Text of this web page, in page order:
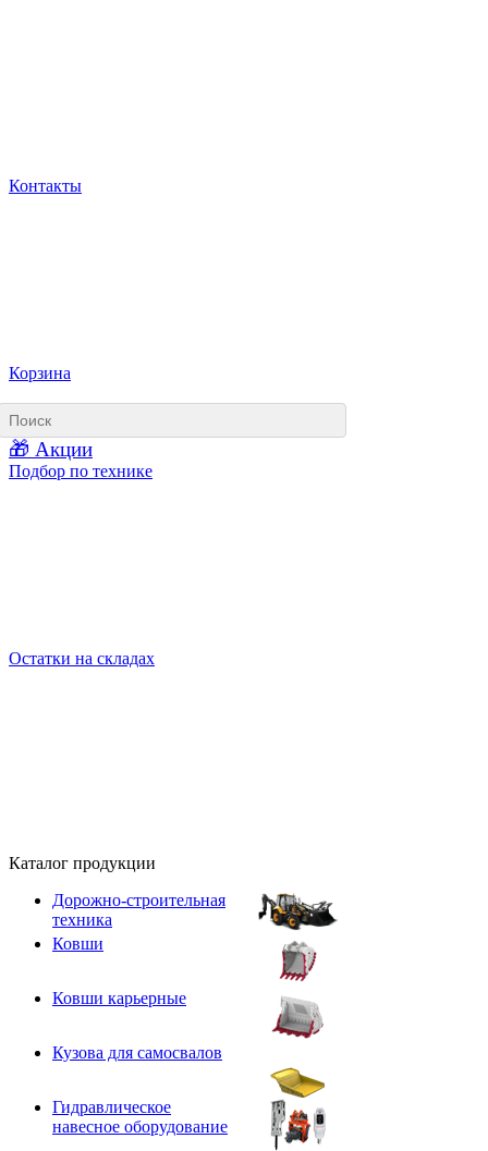
Контакты
Корзина
🎁 Акции
Подбор по технике
Остатки на складах
Каталог продукции
Дорожно-строительная
техника
Ковши
Ковши карьерные
Кузова для самосвалов
Гидравлическое
навесное оборудование